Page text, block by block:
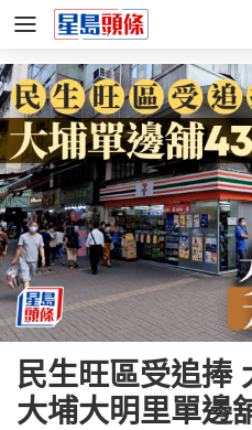
民生旺區受追捧
大埔大明里單邊